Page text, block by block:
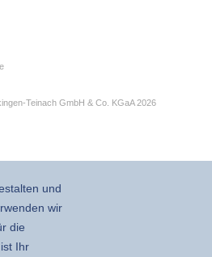
Teinach GmbH & Co. KGaA 2026
und
wir
die
Ihr